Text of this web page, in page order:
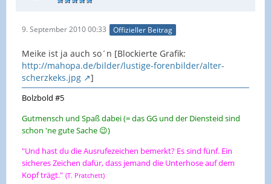
9. September 2010 00:33 Offizieller Beitrag
Meike ist ja auch so´n [Blockierte Grafik:
http://mahopa.de/bilder/lustige-forenbilder/alter-
scherzkeks.jpg
]
Bolzbold #5
Gutmensch und Spaß dabei (= das GG und der Diensteid sind
schon 'ne gute Sache 😉)
"Und hast du die Ausrufezeichen bemerkt? Es sind fünf. Ein
sicheres Zeichen dafür, dass jemand die Unterhose auf dem
Kopf trägt." (T. Pratchett)